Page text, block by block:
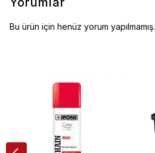
Bu ürün için henüz yorum yapılmamış.